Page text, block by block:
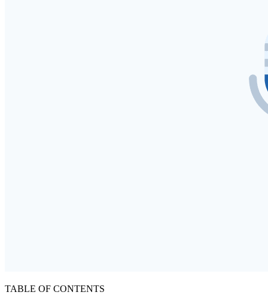
TABLE OF CONTENTS